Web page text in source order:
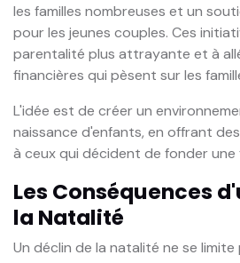
les familles nombreuses et un
pour les jeunes couples. Ces
parentalité plus attrayante et à
financières qui pèsent sur les
L'idée est de créer un
naissance d'enfants, en offrant
à ceux qui décident de fonder une
Les Conséquences
la Natalité
Un déclin de la natalité ne se